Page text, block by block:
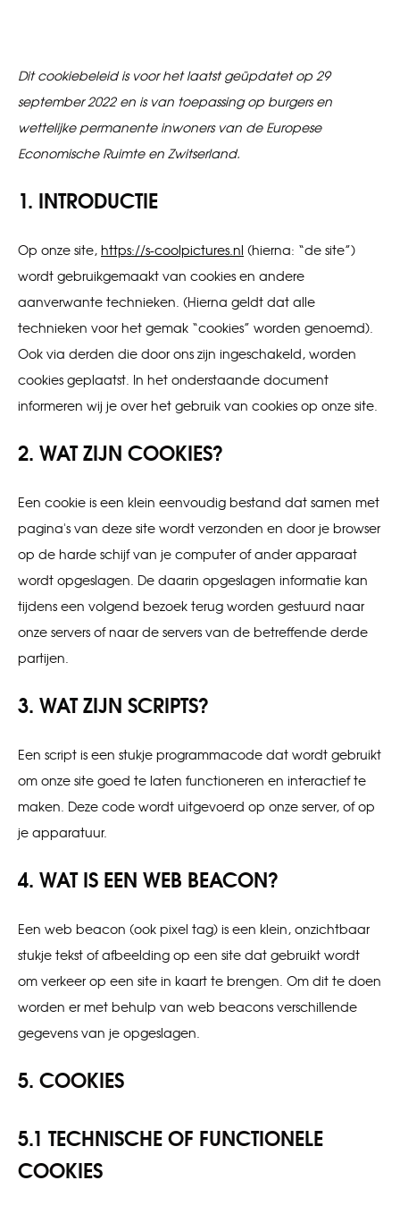
Dit cookiebeleid is voor het laatst geüpdatet op 29
september 2022 en is van toepassing op burgers en
wettelijke permanente inwoners van de Europese
Economische Ruimte en Zwitserland.
1. INTRODUCTIE
Op onze site, https://s-coolpictures.nl (hierna: “de site”)
wordt gebruikgemaakt van cookies en andere
aanverwante technieken. (Hierna geldt dat alle
technieken voor het gemak “cookies” worden genoemd).
Ook via derden die door ons zijn ingeschakeld, worden
cookies geplaatst. In het onderstaande document
informeren wij je over het gebruik van cookies op onze site.
2. WAT ZIJN COOKIES?
Een cookie is een klein eenvoudig bestand dat samen met
pagina's van deze site wordt verzonden en door je browser
op de harde schijf van je computer of ander apparaat
wordt opgeslagen. De daarin opgeslagen informatie kan
tijdens een volgend bezoek terug worden gestuurd naar
onze servers of naar de servers van de betreffende derde
partijen.
3. WAT ZIJN SCRIPTS?
Een script is een stukje programmacode dat wordt gebruikt
om onze site goed te laten functioneren en interactief te
maken. Deze code wordt uitgevoerd op onze server, of op
je apparatuur.
4. WAT IS EEN WEB BEACON?
Een web beacon (ook pixel tag) is een klein, onzichtbaar
stukje tekst of afbeelding op een site dat gebruikt wordt
om verkeer op een site in kaart te brengen. Om dit te doen
worden er met behulp van web beacons verschillende
gegevens van je opgeslagen.
5. COOKIES
5.1 TECHNISCHE OF FUNCTIONELE
COOKIES